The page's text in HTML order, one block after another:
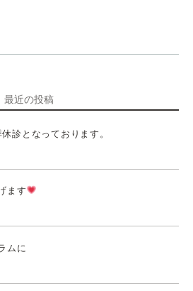
最近の投稿
診となっております。
ます
ムに